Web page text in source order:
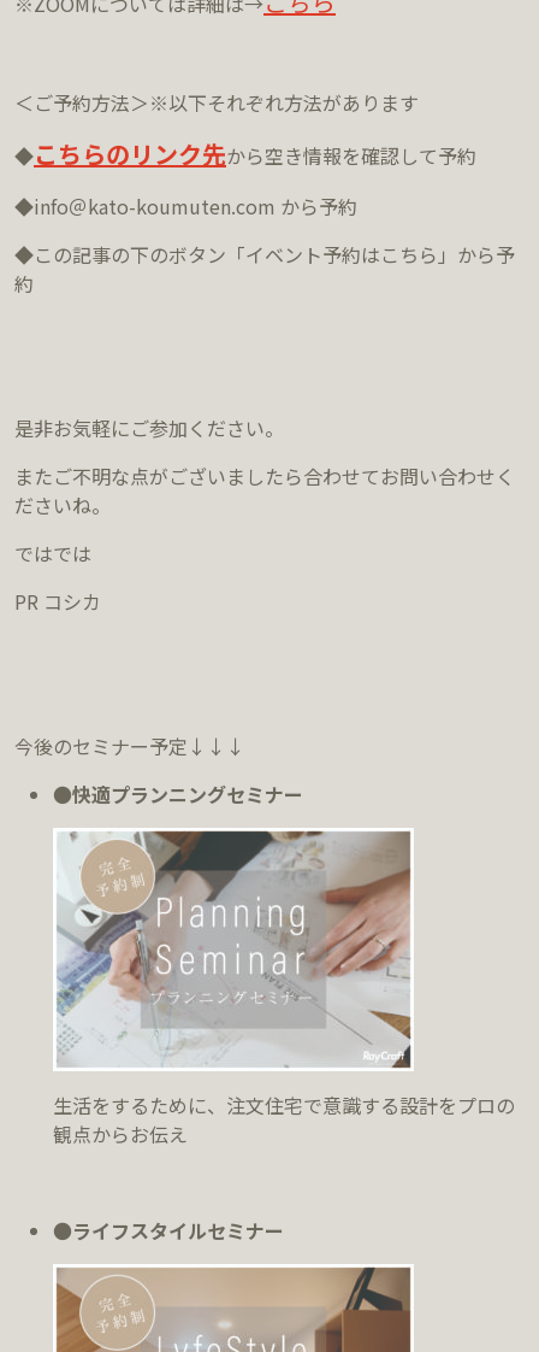
＜ご予約方法＞※以下それぞれ方法があります
◆こちらのリンク先から空き情報を確認して予約
◆info＠kato-koumuten.com から予約
◆この記事の下のボタン「イベント予約はこちら」から予
約
是非お気軽にご参加ください。
またご不明な点がございましたら合わせてお問い合わせく
ださいね。
ではでは
PR コシカ
今後のセミナー予定↓↓↓
●快適プランニングセミナー
生活をするために、注文住宅で意識する設計をプロの
観点からお伝え
●ライフスタイルセミナー